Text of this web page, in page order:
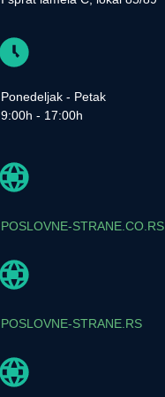
Ponedeljak - Petak
9:00h - 17:00h
POSLOVNE-STRANE.CO.RS
POSLOVNE-STRANE.RS